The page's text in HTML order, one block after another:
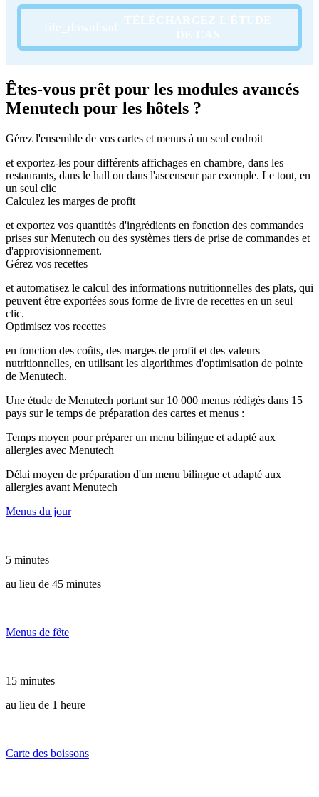
Êtes-vous prêt pour les modules avancés
Menutech pour les hôtels ?
Gérez l'ensemble de vos cartes et menus à un seul endroit
et exportez-les pour différents affichages en chambre, dans les
restaurants, dans le hall ou dans l'ascenseur par exemple. Le tout, en
un seul clic
Calculez les marges de profit
et exportez vos quantités d'ingrédients en fonction des commandes
prises sur Menutech ou des systèmes tiers de prise de commandes et
d'approvisionnement.
Gérez vos recettes
et automatisez le calcul des informations nutritionnelles des plats, qui
peuvent être exportées sous forme de livre de recettes en un seul
clic.
Optimisez vos recettes
en fonction des coûts, des marges de profit et des valeurs
nutritionnelles, en utilisant les algorithmes d'optimisation de pointe
de Menutech.
Une étude de Menutech portant sur 10 000 menus rédigés dans 15
pays sur le temps de préparation des cartes et menus :
Temps moyen pour préparer un menu bilingue et adapté aux
allergies avec Menutech
Délai moyen de préparation d'un menu bilingue et adapté aux
allergies avant Menutech
Menus du jour
5 minutes
au lieu de 45 minutes
Menus de fête
15 minutes
au lieu de 1 heure
Carte des boissons